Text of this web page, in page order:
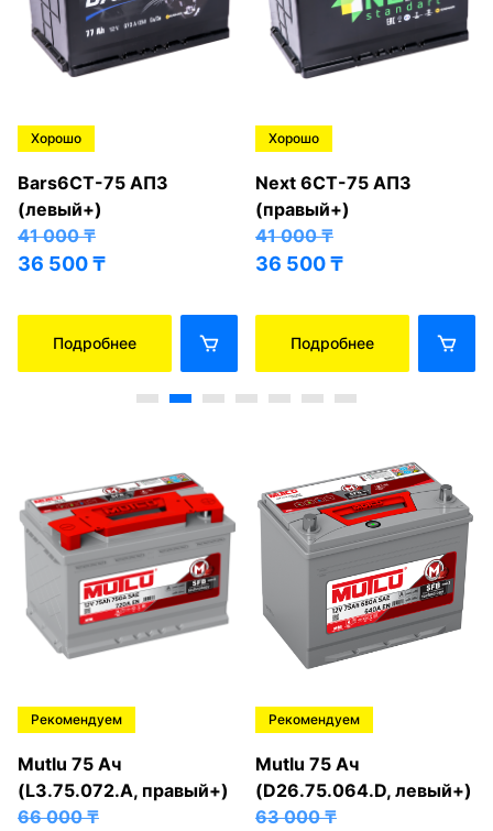
Хорошо
Bars6СТ-75 АПЗ
(левый+)
41 000₸
36 500₸
Подробнее
Хорошо
Next 6СТ-75 АПЗ
(правый+)
41 000₸
36 500₸
Подробнее
Рекомендуем
Mutlu 75 Ач
(L3.75.072.A, правый+)
66 000₸
Рекомендуем
Mutlu 75 Ач
(D26.75.064.D, левый+)
63 000₸